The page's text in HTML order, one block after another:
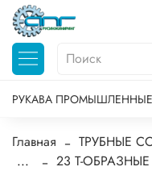
РУКАВА ПРОМЫШЛЕННЫЕ
Главная
ТРУБНЫЕ
...
23 T-ОБРАЗНЫЕ